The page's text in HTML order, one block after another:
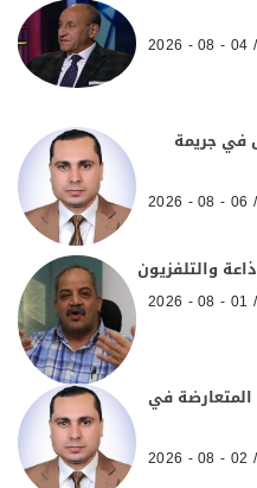
04 - 08 - 2026
في جريمة
06 - 08 - 2026
والتلفزيون
01 - 08 - 2026
المتعارضة في
02 - 08 - 2026